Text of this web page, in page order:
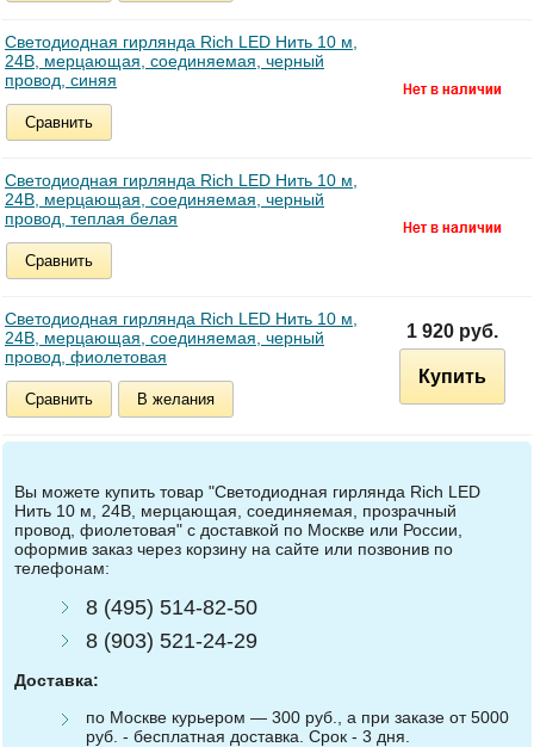
Светодиодная гирлянда Rich LED Нить 10 м,
24В, мерцающая, соединяемая, черный
провод, синяя
Сравнить
Светодиодная гирлянда Rich LED Нить 10 м,
24В, мерцающая, соединяемая, черный
провод, теплая белая
Сравнить
Светодиодная гирлянда Rich LED Нить 10 м,
24В, мерцающая, соединяемая, черный
провод, фиолетовая
Сравнить В желания
1 920 руб.
Купить
Вы можете купить товар "Светодиодная гирлянда Rich LED
Нить 10 м, 24В, мерцающая, соединяемая, прозрачный
провод, фиолетовая" с доставкой по Москве или России,
оформив заказ через корзину на сайте или позвонив по
телефонам:
8 (495) 514-82-50
8 (903) 521-24-29
Доставка:
по Москве курьером — 300 руб., а при заказе от 5000
руб. - бесплатная доставка. Срок - 3 дня.